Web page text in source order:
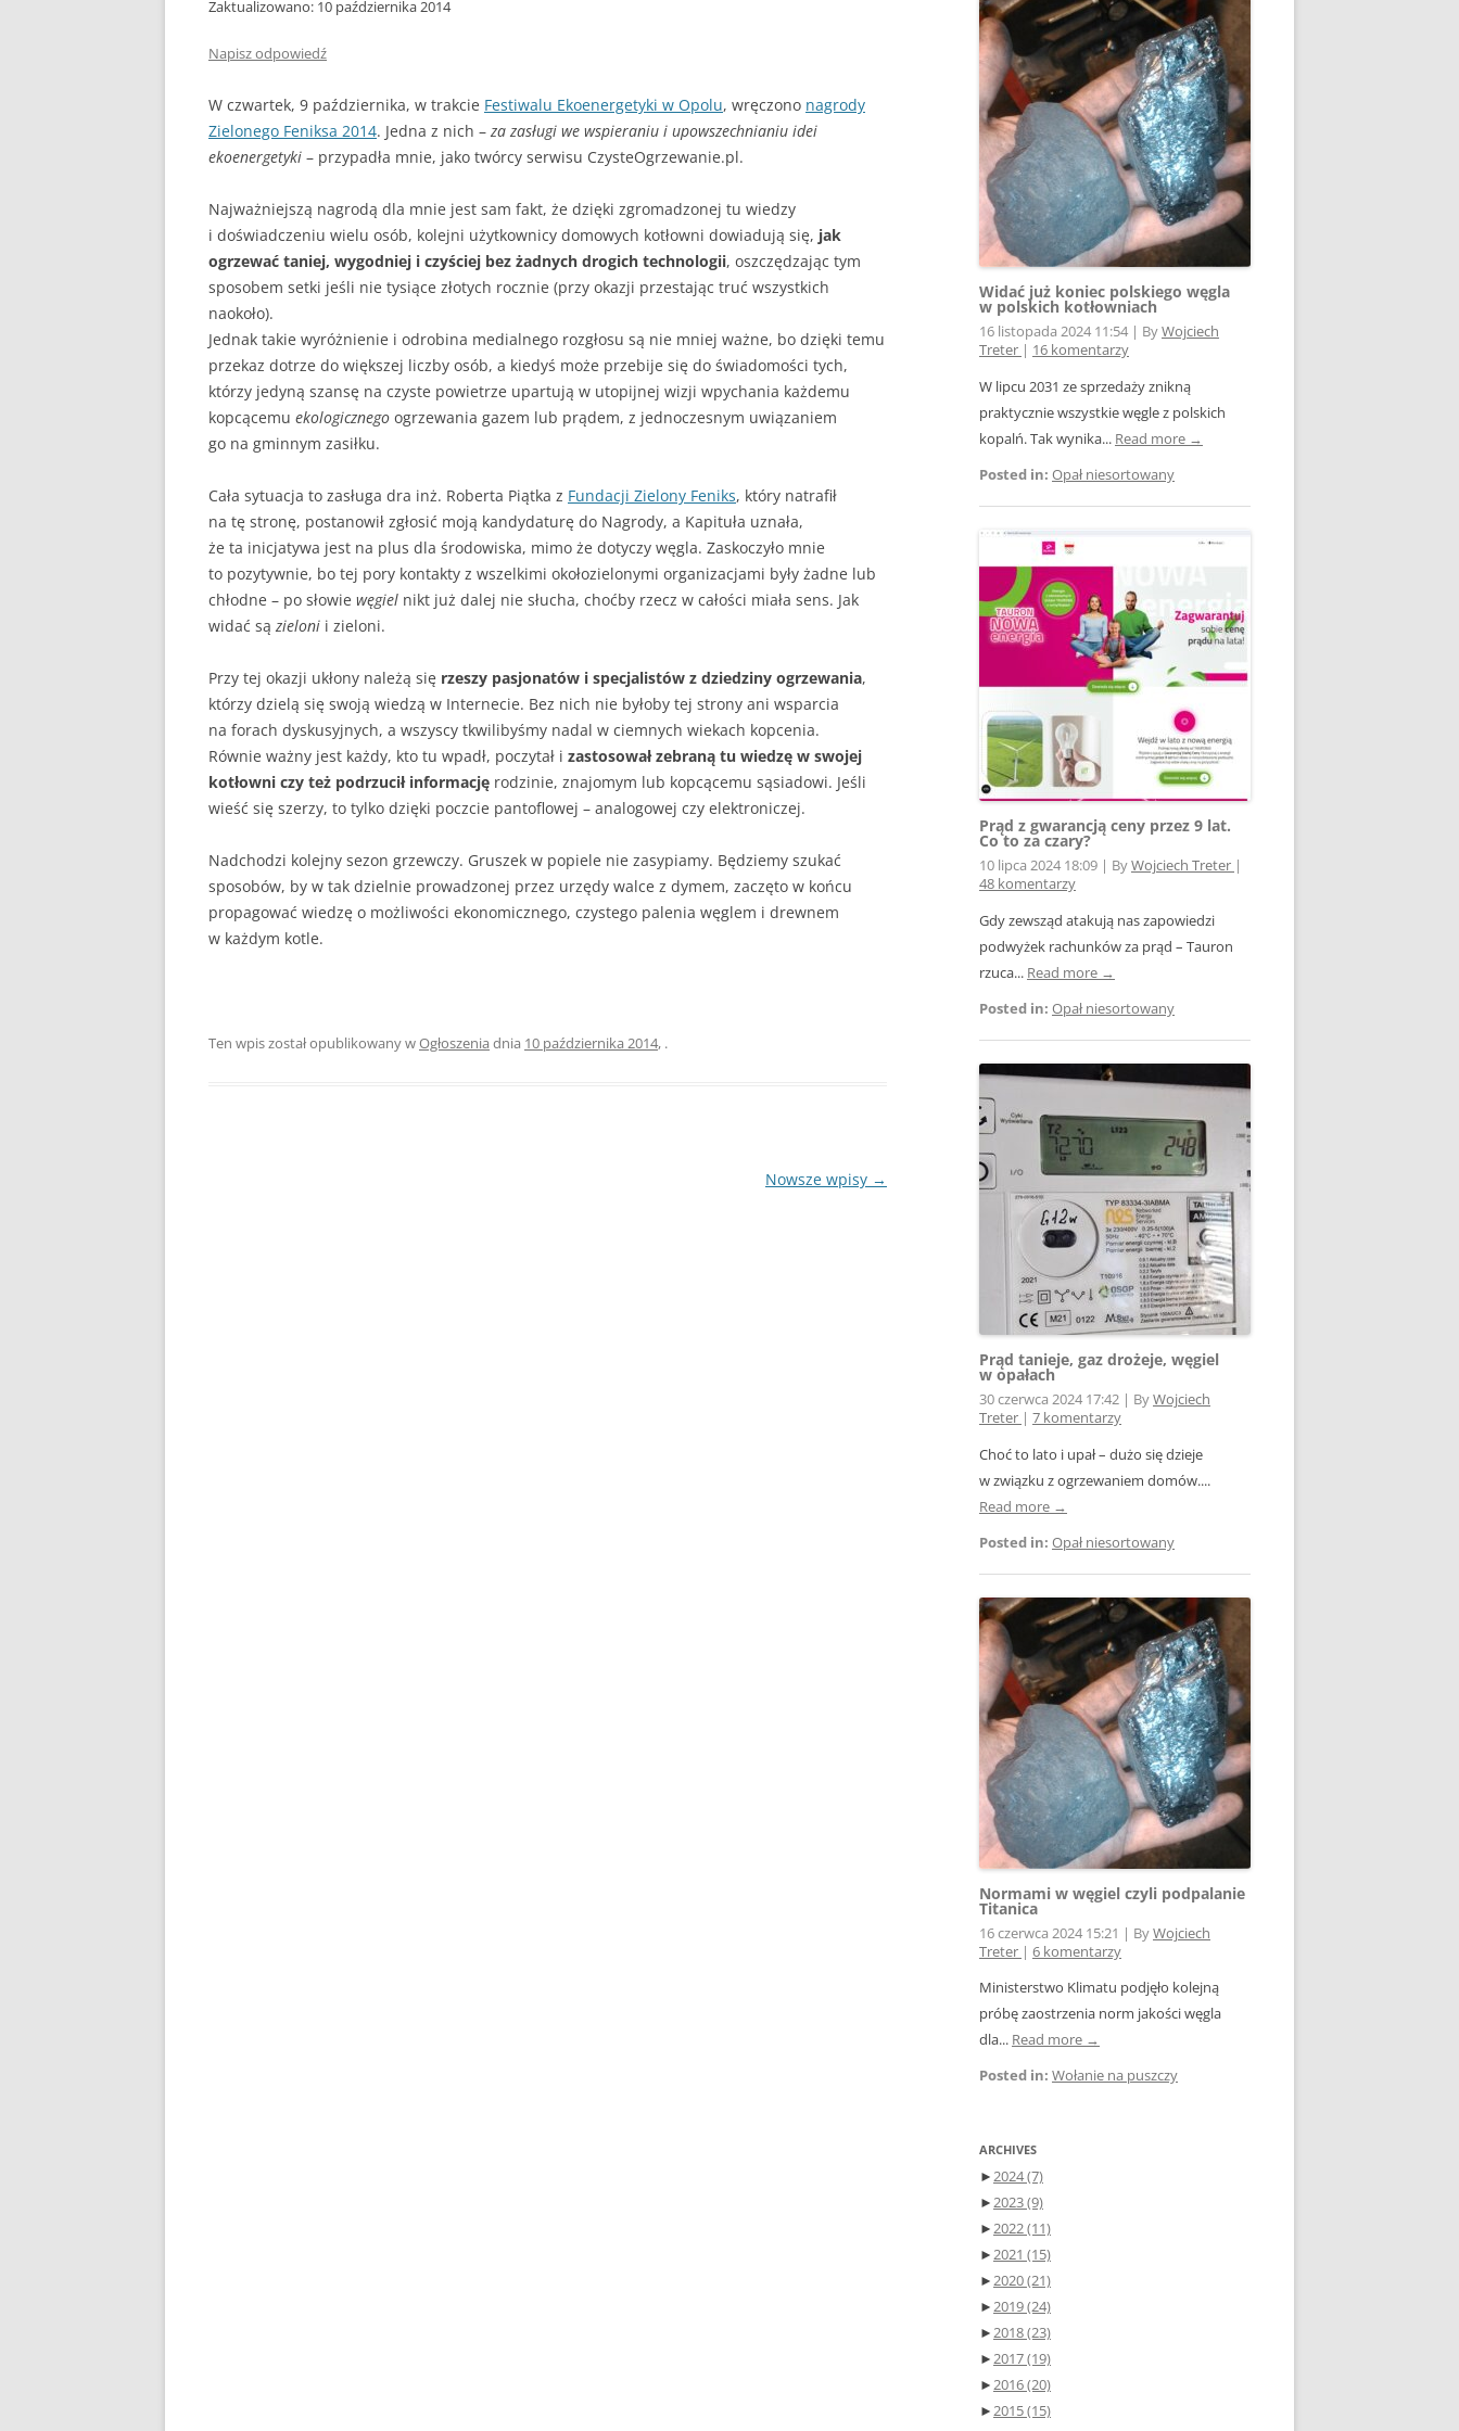
DLACZEGO PIEC KOPCI
Zaktualizowano: 10 października 2014
Napisz odpowiedź
W czwartek, 9 października, w trakcie Festiwalu Ekoenergetyki w Opolu, wręczono nagrody
Zielonego Feniksa 2014. Jedna z nich – za zasługi we wspieraniu i upowszechnianiu idei
ekoenergetyki – przypadła mnie, jako twórcy serwisu CzysteOgrzewanie.pl.
Najważniejszą nagrodą dla mnie jest sam fakt, że dzięki zgromadzonej tu wiedzy
i doświadczeniu wielu osób, kolejni użytkownicy domowych kotłowni dowiadują się, jak
ogrzewać taniej, wygodniej i czyściej bez żadnych drogich technologii, oszczędzając tym
sposobem setki jeśli nie tysiące złotych rocznie (przy okazji przestając truć wszystkich
naokoło).
Jednak takie wyróżnienie i odrobina medialnego rozgłosu są nie mniej ważne, bo dzięki temu
przekaz dotrze do większej liczby osób, a kiedyś może przebije się do świadomości tych,
którzy jedyną szansę na czyste powietrze upartują w utopijnej wizji wpychania każdemu
kopcącemu ekologicznego ogrzewania gazem lub prądem, z jednoczesnym uwiązaniem
go na gminnym zasiłku.
Cała sytuacja to zasługa dra inż. Roberta Piątka z Fundacji Zielony Feniks, który natrafił
na tę stronę, postanowił zgłosić moją kandydaturę do Nagrody, a Kapituła uznała,
że ta inicjatywa jest na plus dla środowiska, mimo że dotyczy węgla. Zaskoczyło mnie
to pozytywnie, bo tej pory kontakty z wszelkimi okołozielonymi organizacjami były żadne lub
chłodne – po słowie węgiel nikt już dalej nie słucha, choćby rzecz w całości miała sens. Jak
widać są zieloni i zieloni.
Przy tej okazji ukłony należą się rzeszy pasjonatów i specjalistów z dziedziny ogrzewania,
którzy dzielą się swoją wiedzą w Internecie. Bez nich nie byłoby tej strony ani wsparcia
na forach dyskusyjnych, a wszyscy tkwilibyśmy nadal w ciemnych wiekach kopcenia.
Równie ważny jest każdy, kto tu wpadł, poczytał i zastosował zebraną tu wiedzę w swojej
kotłowni czy też podrzucił informację rodzinie, znajomym lub kopcącemu sąsiadowi. Jeśli
wieść się szerzy, to tylko dzięki poczcie pantoflowej – analogowej czy elektroniczej.
Nadchodzi kolejny sezon grzewczy. Gruszek w popiele nie zasypiamy. Będziemy szukać
sposobów, by w tak dzielnie prowadzonej przez urzędy walce z dymem, zaczęto w końcu
propagować wiedzę o możliwości ekonomicznego, czystego palenia węglem i drewnem
w każdym kotle.
Ten wpis został opublikowany wOgłoszenia dnia 10 października 2014, .
Nowsze wpisy →
Widać już koniec polskiego węgla
w polskich kotłowniach
16 listopada 2024 11:54 | ByWojciech
Treter | 16 komentarzy
W lipcu 2031 ze sprzedaży znikną
praktycznie wszystkie węgle z polskich
kopalń. Tak wynika... Read more →
Posted in: Opał niesortowany
Prąd z gwarancją ceny przez 9 lat.
Co to za czary?
10 lipca 2024 18:09 | ByWojciech Treter |
48 komentarzy
Gdy zewsząd atakują nas zapowiedzi
podwyżek rachunków za prąd – Tauron
rzuca... Read more →
Posted in: Opał niesortowany
Prąd tanieje, gaz drożeje, węgiel
w opałach
30 czerwca 2024 17:42 | ByWojciech
Treter | 7 komentarzy
Choć to lato i upał – dużo się dzieje
w związku z ogrzewaniem domów....
Read more →
Posted in: Opał niesortowany
Normami w węgiel czyli podpalanie
Titanica
16 czerwca 2024 15:21 | ByWojciech
Treter | 6 komentarzy
Ministerstwo Klimatu podjęło kolejną
próbę zaostrzenia norm jakości węgla
dla... Read more →
Posted in: Wołanie na puszczy
ARCHIVES
►2024(7)
►2023(9)
►2022(11)
►2021 (15)
►2020(21)
►2019(24)
►2018(23)
►2017(19)
►2016(20)
►2015(15)